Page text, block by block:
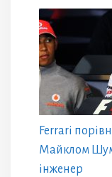
Ferrari
Майклом
інженер